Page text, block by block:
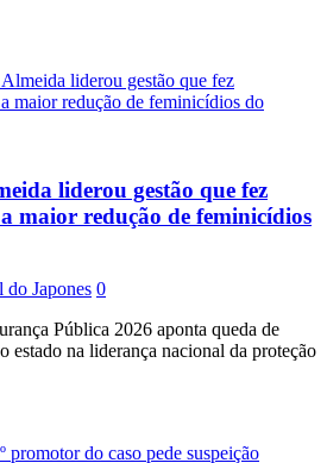
liderou gestão que fez
maior redução de feminicídios
do Japones 0
Pública 2026 aponta queda de
estado na liderança nacional da proteção